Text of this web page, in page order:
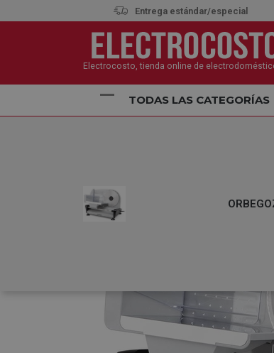
Entrega estándar/especial
Electrocosto, tienda online de
TODAS LAS CATEGORÍAS